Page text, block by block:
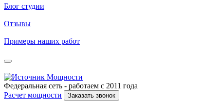
Блог студии
Отзывы
Примеры наших работ
Федеральная сеть - работаем с 2011 года
Расчет мощности
Заказать звонок